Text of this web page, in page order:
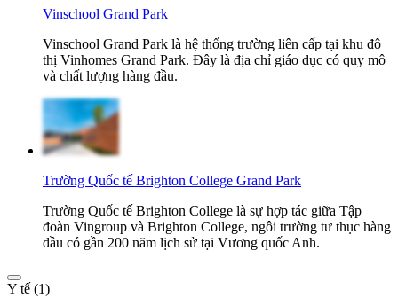
Vinschool Grand Park
Vinschool Grand Park là hệ thống trường liên cấp tại khu đô
thị Vinhomes Grand Park. Đây là địa chỉ giáo dục có quy mô
và chất lượng hàng đầu.
Trường Quốc tế Brighton College Grand Park
Trường Quốc tế Brighton College là sự hợp tác giữa Tập
đoàn Vingroup và Brighton College, ngôi trường tư thục hàng
đầu có gần 200 năm lịch sử tại Vương quốc Anh.
Y tế (1)